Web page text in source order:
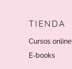
TIENDA
Cursos online
E-books